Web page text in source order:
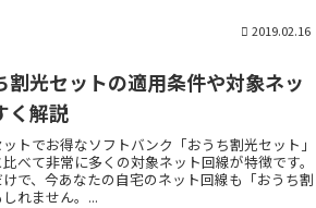
2019.02.16
割光セットの適用条件や対象ネッ
く解説
トでお得なソフトバンク「おうち割光セット」
べて非常に多くの対象ネット回線が特徴です。
で、今あなたの自宅のネット回線も「おうち割
れません。...